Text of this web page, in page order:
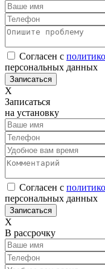
Согласен с
персональных данных
Х
Записаться
на установку
Согласен с
персональных данных
Х
В рассрочку